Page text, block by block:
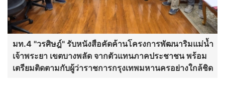
มท.4 "วรศิษฎ์" รับหนังสือคัดค้านโครงการพัฒนาริมแม่น้ำ
เจ้าพระยา เขตบางพลัด จากตัวแทนภาคประชาชน พร้อม
เตรียมติดตามกับผู้ว่าราชการกรุงเทพมหานครอย่างใกล้ชิด